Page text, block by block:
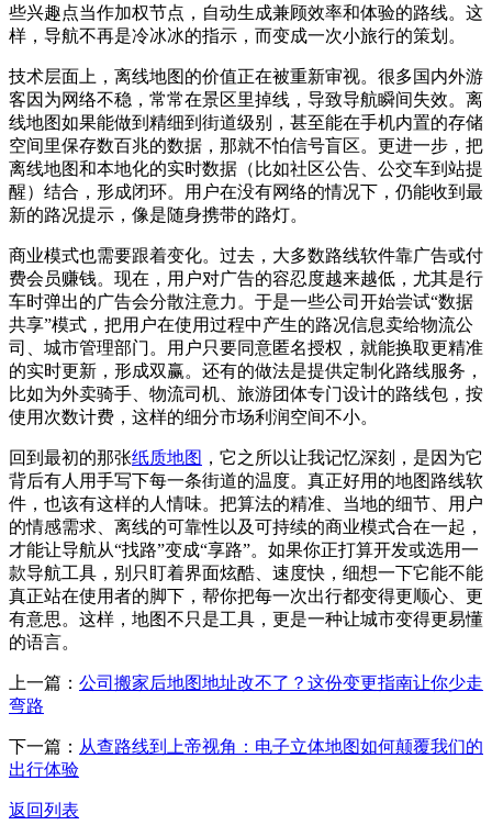
些兴趣点当作加权节点，自动生成兼顾效率和体验的路线。这
样，导航不再是冷冰冰的指示，而变成一次小旅行的策划。
技术层面上，离线地图的价值正在被重新审视。很多国内外游
客因为网络不稳，常常在景区里掉线，导致导航瞬间失效。离
线地图如果能做到精细到街道级别，甚至能在手机内置的存储
空间里保存数百兆的数据，那就不怕信号盲区。更进一步，把
离线地图和本地化的实时数据（比如社区公告、公交车到站提
醒）结合，形成闭环。用户在没有网络的情况下，仍能收到最
新的路况提示，像是随身携带的路灯。
商业模式也需要跟着变化。过去，大多数路线软件靠广告或付
费会员赚钱。现在，用户对广告的容忍度越来越低，尤其是行
车时弹出的广告会分散注意力。于是一些公司开始尝试“数据
共享”模式，把用户在使用过程中产生的路况信息卖给物流公
司、城市管理部门。用户只要同意匿名授权，就能换取更精准
的实时更新，形成双赢。还有的做法是提供定制化路线服务，
比如为外卖骑手、物流司机、旅游团体专门设计的路线包，按
使用次数计费，这样的细分市场利润空间不小。
回到最初的那张纸质地图 ，它之所以让我记忆深刻，是因为它
背后有人用手写下每一条街道的温度。真正好用的地图路线软
件，也该有这样的人情味。把算法的精准、当地的细节、用户
的情感需求、离线的可靠性以及可持续的商业模式合在一起，
才能让导航从“找路”变成“享路”。如果你正打算开发或选用一
款导航工具，别只盯着界面炫酷、速度快，细想一下它能不能
真正站在使用者的脚下，帮你把每一次出行都变得更顺心、更
有意思。这样，地图不只是工具，更是一种让城市变得更易懂
的语言。
上一篇： 公司搬家后地图地址改不了？这份变更指南让你少走
弯路
下一篇： 从查路线到上帝视角：电子立体地图如何颠覆我们的
出行体验
返回列表